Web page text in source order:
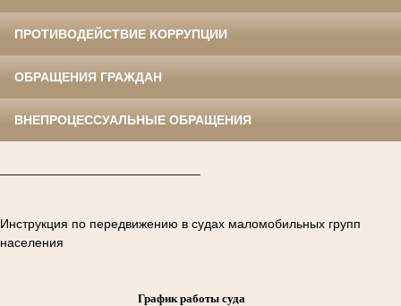
ПРОТИВОДЕЙСТВИЕ КОРРУПЦИИ
ОБРАЩЕНИЯ ГРАЖДАН
ВНЕПРОЦЕССУАЛЬНЫЕ ОБРАЩЕНИЯ
Инструкция по передвижению в судах маломобильных групп
населения
График работы суда